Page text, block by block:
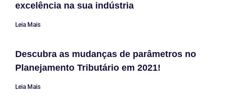
excelência na sua indústria
Leia Mais
Descubra as mudanças de parâmetros no
Planejamento Tributário em 2021!
Leia Mais